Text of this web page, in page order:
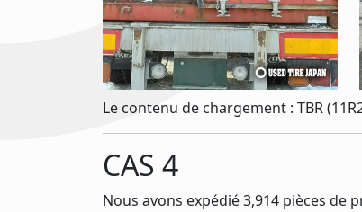
Le contenu de chargement : TBR
CAS 4
Nous avons expédié 3,914 pièces de